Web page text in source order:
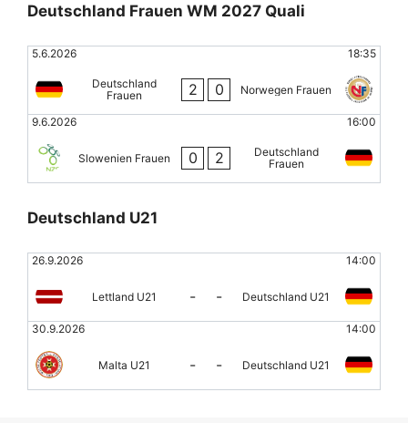
Deutschland Frauen WM 2027 Quali
5.6.2026 18:35
Deutschland
Frauen
2 0 Norwegen Frauen
9.6.2026 16:00
Slowenien Frauen 0 2
Deutschland
Frauen
Deutschland U21
26.9.2026 14:00
Lettland U21 - - Deutschland U21
30.9.2026 14:00
Malta U21 - - Deutschland U21